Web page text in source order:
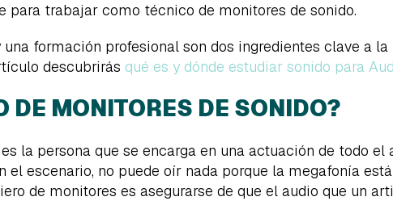
para trabajar como técnico de monitores de sonido.
formación profesional son dos ingredientes clave a
descubrirás qué es y dónde estudiar sonido para
DE MONITORES DE SONIDO?
la persona que se encarga en una actuación de todo el
el escenario, no puede oír nada porque la megafonía
de monitores es asegurarse de que el audio que un